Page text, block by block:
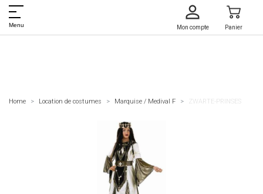
Menu Mon compte Panier
Home Location de costumes Marquise / Medival F ZWARTE-PRINSES